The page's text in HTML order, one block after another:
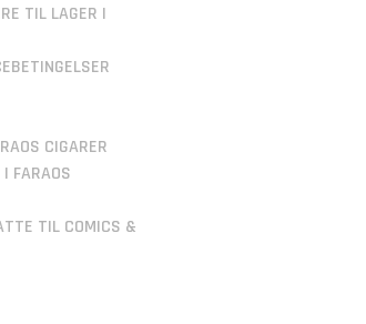
TIL LAGER I
CIGARER
I FARAOS
TIL COMICS &